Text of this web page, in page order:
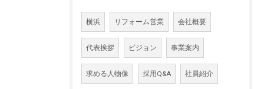
横浜 リフォーム営業 会社概要
代表挨拶 ビジョン 事業案内
求める人物像 採用Q&A 社員紹介